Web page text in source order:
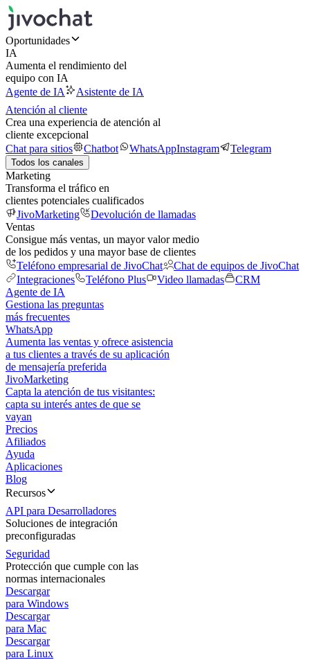
Oportunidades
IA
Aumenta el rendimiento del
equipo con IA
Agente de IA
Asistente de IA
Atención al cliente
Crea una experiencia de atención al
cliente excepcional
Chat para sitios
Chatbot WhatsAppInstagram Telegram
Todos los canales
Marketing
Transforma el tráfico en
clientes potenciales cualificados
JivoMarketing
Devolución de llamadas
Ventas
Consigue más ventas, un mayor valor medio
de los pedidos y una mayor base de clientes
Teléfono empresarial de JivoChat
Chat de equipos de JivoChat
Integraciones
Teléfono Plus Video llamadas
CRM
Agente de IA
Gestiona las preguntas
más frecuentes
WhatsApp
Aumenta las ventas y ofrece asistencia
a tus clientes a través de su aplicación
de mensajería preferida
JivoMarketing
Capta la atención de tus visitantes:
capta su interés antes de que se
vayan
Precios
Afiliados
Ayuda
Aplicaciones
Blog
Recursos
API para Desarrolladores
Soluciones de integración
preconfiguradas
Seguridad
Protección que cumple con las
normas internacionales
Descargar
para Windows
Descargar
para Mac
Descargar
para Linux